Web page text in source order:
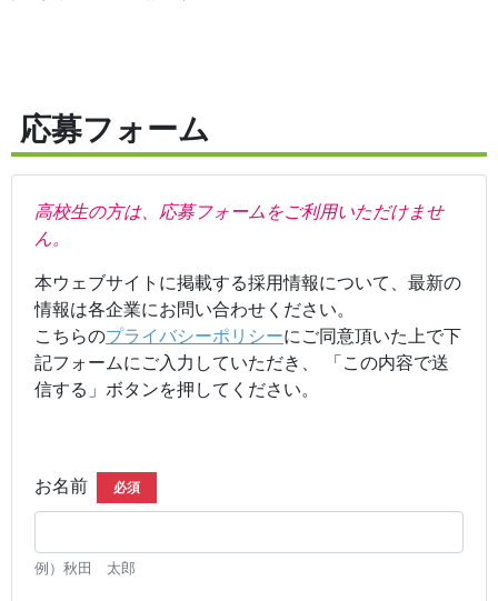
応募フォーム
高校生の方は、応募フォームをご利用いただけませ
ん。
本ウェブサイトに掲載する採用情報について、最新の
情報は各企業にお問い合わせください。
こちらのプライバシーポリシーにご同意頂いた上で下
記フォームにご入力していただき、 「この内容で送
信する」ボタンを押してください。
お名前 必須
例）秋田 太郎